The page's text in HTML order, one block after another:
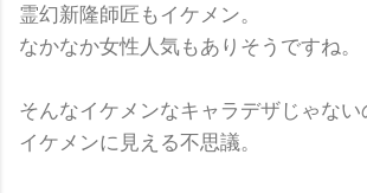
霊幻新隆師匠もイケメン。
なかなか女性人気もありそうですね。
そんなイケメンなキャラデザじゃない
イケメンに見える不思議。